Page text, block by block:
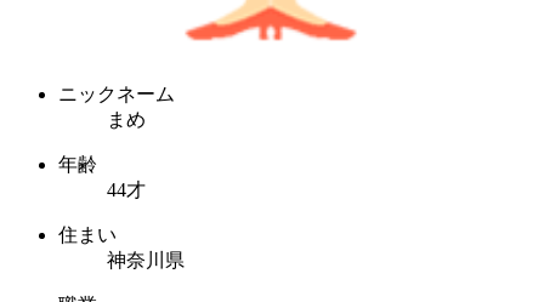
ニックネーム
まめ
年齢
44才
住まい
神奈川県